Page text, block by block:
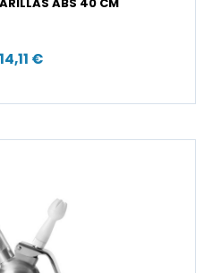
14,11 €